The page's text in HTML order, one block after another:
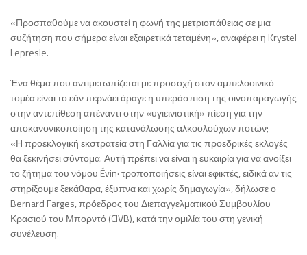
«Προσπαθούμε να ακουστεί η φωνή της μετριοπάθειας σε μια
συζήτηση που σήμερα είναι εξαιρετικά τεταμένη», αναφέρει η Krystel
Lepresle.
Ένα θέμα που αντιμετωπίζεται με προσοχή στον αμπελοοινικό
τομέα είναι το εάν περνάει άραγε η υπεράσπιση της οινοπαραγωγής
στην αντεπίθεση απέναντι στην «υγιεινιστική» πίεση για την
αποκανονικοποίηση της κατανάλωσης αλκοολούχων ποτών;
«Η προεκλογική εκστρατεία στη Γαλλία για τις προεδρικές εκλογές
θα ξεκινήσει σύντομα. Αυτή πρέπει να είναι η ευκαιρία για να ανοίξει
το ζήτημα του νόμου Évin· τροποποιήσεις είναι εφικτές, ειδικά αν τις
στηρίξουμε ξεκάθαρα, έξυπνα και χωρίς δημαγωγία», δήλωσε ο
Bernard Farges, πρόεδρος του Διεπαγγελματικού Συμβουλίου
Κρασιού του Μπορντό (CIVB), κατά την ομιλία του στη γενική
συνέλευση.